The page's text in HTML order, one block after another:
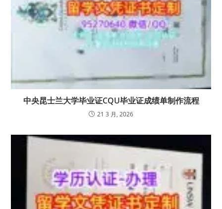
中央昆士兰大学毕业证CQU毕业证成绩单制作流程
21 3 月, 2026